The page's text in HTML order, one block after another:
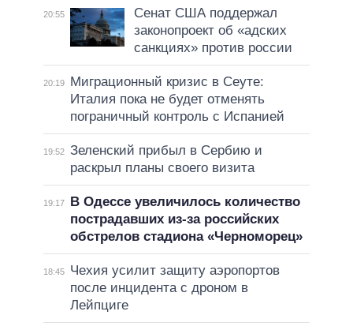
20:55
Сенат США поддержал
законопроект об «адских
санкциях» против россии
20:19
Миграционный кризис в Сеуте:
Италия пока не будет отменять
пограничный контроль с Испанией
19:52 Зеленский прибыл в Сербию и
раскрыл планы своего визита
19:17
В Одессе увеличилось количество
пострадавших из-за российских
обстрелов стадиона «Черноморец»
18:45
Чехия усилит защиту аэропортов
после инцидента с дроном в
Лейпциге